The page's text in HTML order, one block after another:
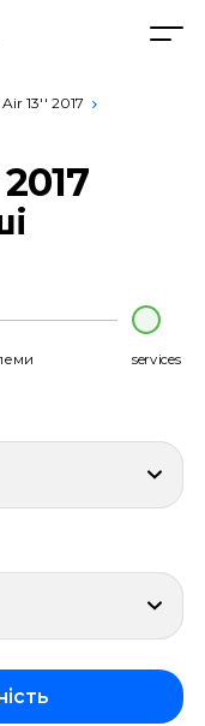
13'' 2017
services